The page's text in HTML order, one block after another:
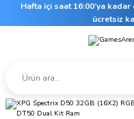
Hafta içi saat 16:00’ya
ücretsiz